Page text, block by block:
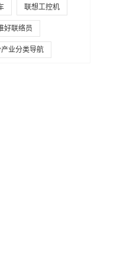
联想工控机
好联络员
业分类导航